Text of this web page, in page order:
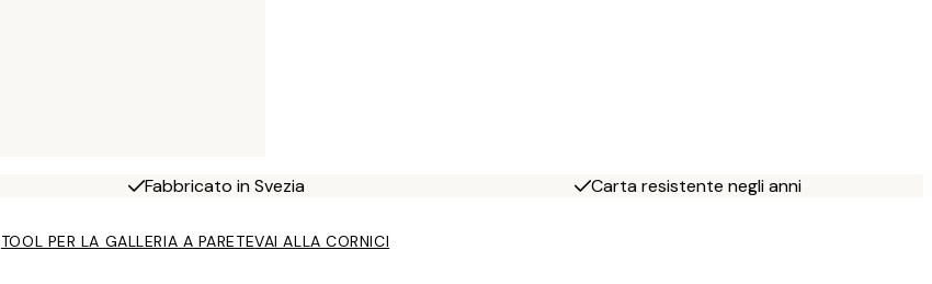
Fabbricato in Svezia Carta resistente negli anni
TOOL PER LA GALLERIA A PARETEVAI ALLA CORNICI